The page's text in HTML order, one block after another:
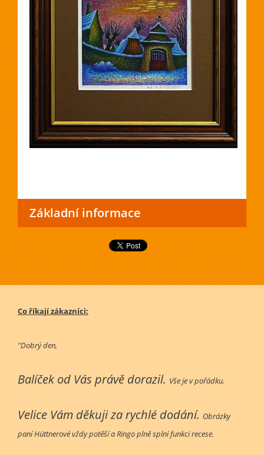
Základní informace
Co říkají zákazníci:
"Dobrý den,
Balíček od Vás právě dorazil. Vše je v pořádku.
Velice Vám děkuji za rychlé dodání. Obrázky
paní Hüttnerové vždy potěší a Ringo plně splní funkci recese.